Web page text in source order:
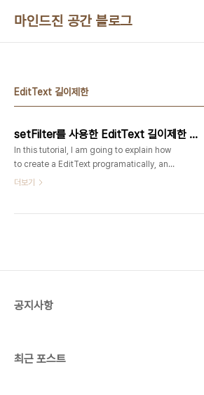
마인드진 공간 블로그
EditText 길이제한
setFilter를 사용한 EditText 길이제한 주기
In this tutorial, I am going to explain how
to create a EditText programatically, and
the different properties, that we can
더보기
공지사항
최근 포스트